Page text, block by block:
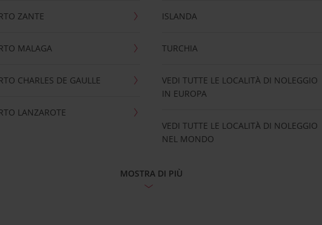
ZANTE
MALAGA
CHARLES DE GAULLE
LANZAROTE
ISLANDA
TURCHIA
VEDI TUTTE LE LOCALITÀ DI NOLEGGIO
IN EUROPA
VEDI TUTTE LE LOCALITÀ DI NOLEGGIO
NEL MONDO
MOSTRA DI PIÙ